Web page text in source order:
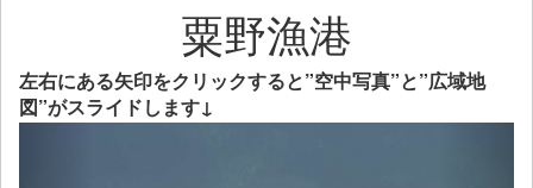
粟野漁港
左右にある矢印をクリックすると”空中写真”と”広域地
図”がスライドします↓